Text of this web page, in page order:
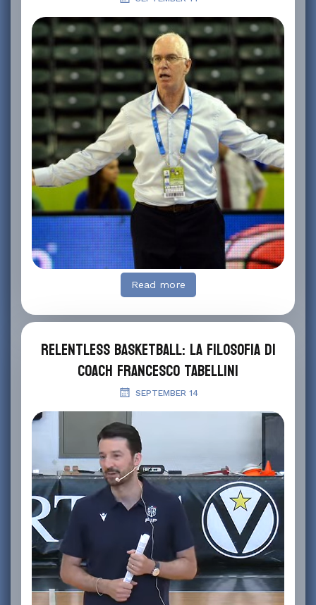
Read more
Relentless Basketball: la filosofia di
coach Francesco Tabellini
SEPTEMBER 14